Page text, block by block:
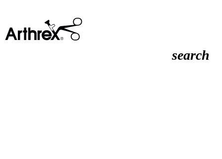
search